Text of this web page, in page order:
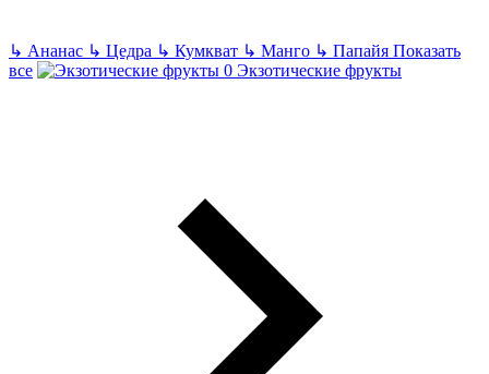
↳ Ананас ↳ Цедра ↳ Кумкват ↳ Манго ↳ Папайя Показать
все
Экзотические фрукты